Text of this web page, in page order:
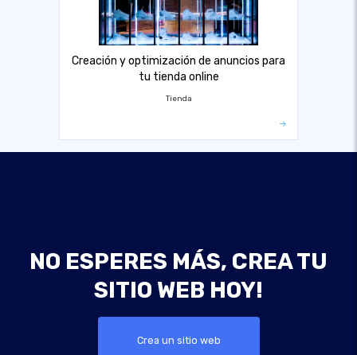
Creación y optimización de anuncios para
tu tienda online
Tienda
NO ESPERES MÁS, CREA TU
SITIO WEB HOY!
Crea un sitio web